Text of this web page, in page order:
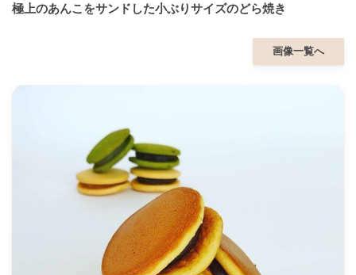
極上のあんこをサンドした小ぶりサイズのどら焼き
画像一覧へ